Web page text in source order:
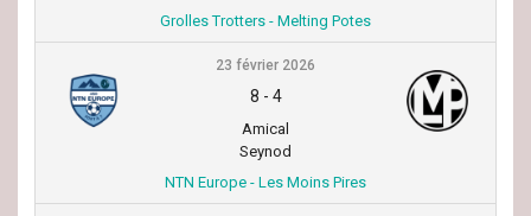
Grolles Trotters - Melting Potes
23 février 2026
8 - 4
Amical
Seynod
NTN Europe - Les Moins Pires